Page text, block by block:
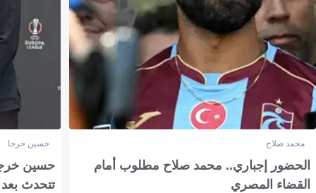
محمد صلاح
الحضور إجباري.. محمد صلاح مطلوب أمام
القضاء المصري
حسين خرجا
حسين
تتحدث